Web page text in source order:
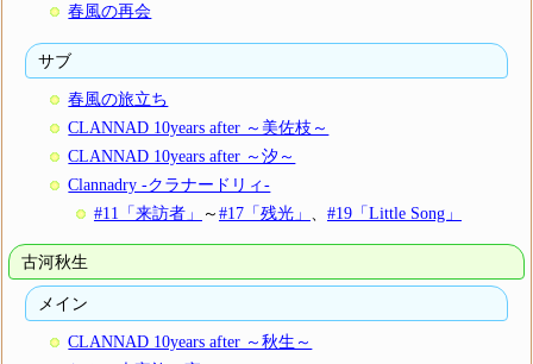
春風の再会
サブ
春風の旅立ち
CLANNAD 10years after ～美佐枝～
CLANNAD 10years after ～汐～
Clannadry -クラナードリィ-
#11「来訪者」
～#17「残光」 #19「Little Song」
古河秋生
メイン
CLANNAD 10years after ～秋生～